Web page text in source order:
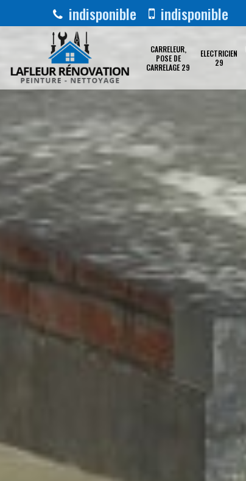
indisponible indisponible
CARRELEUR,
POSE DE
CARRELAGE 29
ELECTRICIEN
29